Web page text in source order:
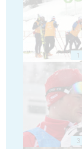
1
3